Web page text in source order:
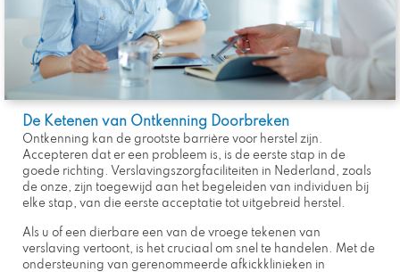
De Ketenen van Ontkenning Doorbreken
Ontkenning kan de grootste barrière voor herstel zijn.
Accepteren dat er een probleem is, is de eerste stap in de
goede richting. Verslavingszorgfaciliteiten in Nederland, zoals
de onze, zijn toegewijd aan het begeleiden van individuen bij
elke stap, van die eerste acceptatie tot uitgebreid herstel.
Als u of een dierbare een van de vroege tekenen van
verslaving vertoont, is het cruciaal om snel te handelen. Met de
ondersteuning van gerenommeerde afkickklinieken in